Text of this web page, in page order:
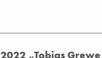
2022 „Tobias Grewe